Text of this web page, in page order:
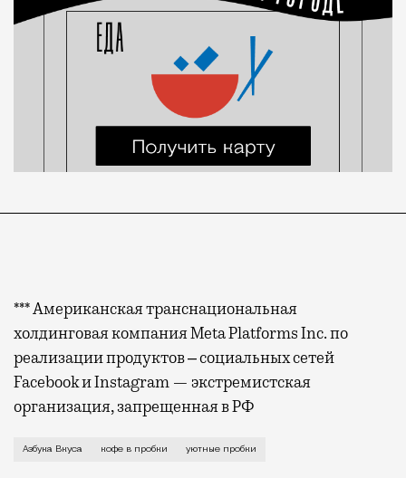
*** Американская транснациональная
холдинговая компания Meta Platforms Inc. по
реализации продуктов ‒ социальных сетей
Facebook и Instagram — экстремистская
организация, запрещенная в РФ
Азбука Вкуса кофе в пробки уютные пробки